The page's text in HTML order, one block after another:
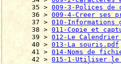
35 > 009-3-Polices de
36 > 009-4-Creer ses
37 > 010-
38 > 011-Copie et
39 > 012-Le Calendrier
40 > 013-La souris.pdf
41 > 014-Noms de
42 > 015-1-Utiliser le